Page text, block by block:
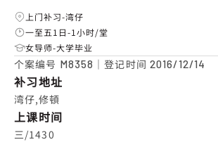
上门补习-湾仔
一至五1日-1小时/堂
女导师-大学毕业
个案编号 M8358 ｜登记时间 2016/12/14
补习地址
湾仔,修頓
上课时间
三/1430